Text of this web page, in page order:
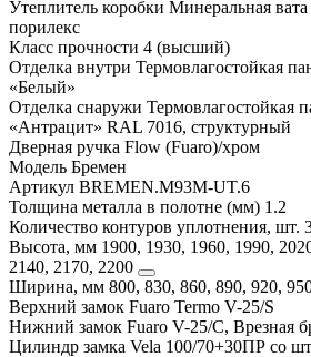
Утеплитель коробки Минеральная
порилекс
Класс прочности 4 (высший)
Отделка внутри Термовлагостойкая
«Белый»
Отделка снаружи Термовлагостойкая
«Антрацит» RAL 7016, структурный
Дверная ручка Flow (Fuaro)/хром
Модель Бремен
Артикул BREMEN.M93M-UT.6
Толщина металла в полотне (мм) 1.2
Количество контуров уплотнения, шт.
Высота, мм 1900, 1930, 1960, 1990,
2140, 2170, 2200
Ширина, мм 800, 830, 860, 890, 920,
Верхний замок Fuaro Termo V-25/S
Нижний замок Fuaro V-25/C, Врезная
Цилиндр замка Vela 100/70+30ПР со